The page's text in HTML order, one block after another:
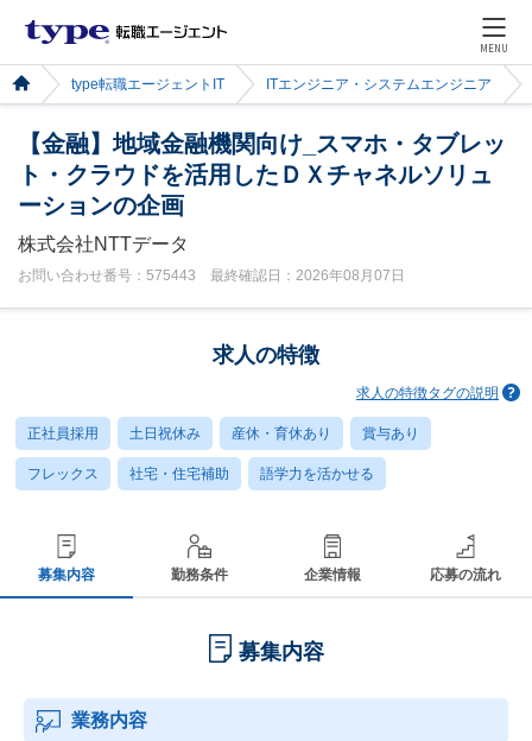
MENU
type転職エージェントIT ITエンジニア・システムエンジニア
【金融】地域金融機関向け_スマホ・タブレッ
ト・クラウドを活用したＤＸチャネルソリュ
ーションの企画
株式会社NTTデータ
お問い合わせ番号：575443 最終確認日：2026年08月07日
求人の特徴
求人の特徴タグの説明
正社員採用 土日祝休み 産休・育休あり 賞与あり
フレックス 社宅・住宅補助 語学力を活かせる
募集内容 勤務条件 企業情報 応募の流れ
募集内容
業務内容